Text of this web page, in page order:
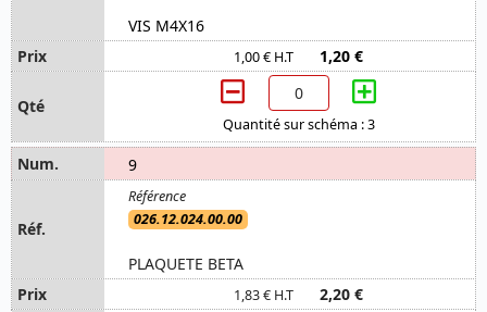
VIS M4X16
1,00 € H.T 1,20 €
Quantité sur schéma : 3
9
026.12.024.00.00
PLAQUETE BETA
1,83 € H.T 2,20 €